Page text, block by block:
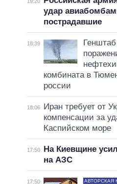
удар
пострадавшие
18:39
комбината в
россии
18:06
Иран требует от
компенсации за
Каспийском море
17:50
На Киевщине
на АЗС
17:50 АВТОРСКАЯ